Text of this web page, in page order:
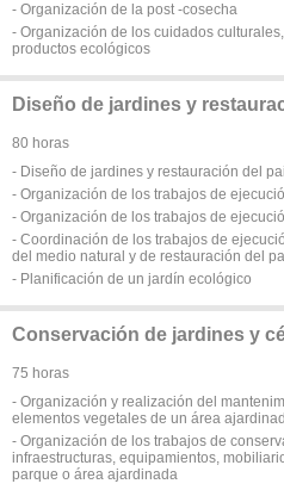
- Organización de la post -cosecha
- Organización de los cuidados
productos ecológicos
Diseño de jardines y
80 horas
- Diseño de jardines y restauración del
- Organización de los trabajos de
- Organización de los trabajos de
- Coordinación de los trabajos de
del medio natural y de restauración del
- Planificación de un jardín ecológico
Conservación de jardines y
75 horas
- Organización y realización del
elementos vegetales de un área
- Organización de los trabajos de
infraestructuras, equipamientos,
parque o área ajardinada